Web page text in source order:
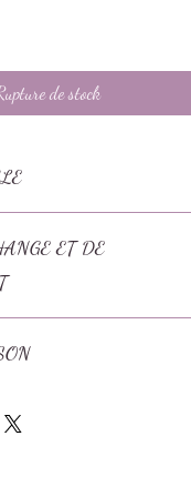
de stock
ET DE